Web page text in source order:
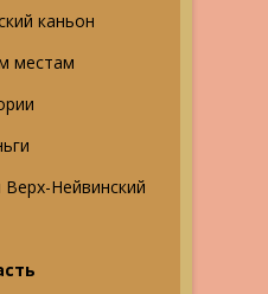
каньон
местам
Нейвинский